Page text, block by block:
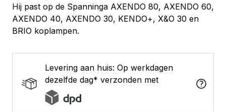
Hij past op de Spanninga AXENDO 80, AXENDO 60,
AXENDO 40, AXENDO 30, KENDO+, X&O 30 en
BRIO koplampen.
Levering aan huis: Op werkdagen
dezelfde dag* verzonden met